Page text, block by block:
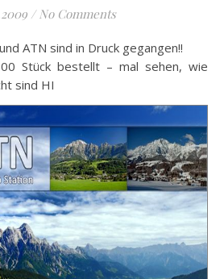
/ No Comments
ATN sind in Druck gegangen!!
Stück bestellt – mal sehen, wie
sind HI